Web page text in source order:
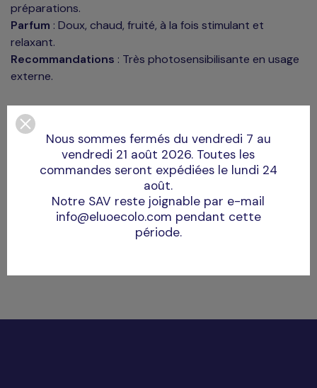
préparations.
Parfum : Doux, chaud, fruité, à la fois stimulant et
relaxant.
Recommandations : Très photosensibilisante en usage
externe.
Format :
Ajouter au panier
Nous sommes fermés du vendredi 7 au
vendredi 21 août 2026. Toutes les
commandes seront expédiées le lundi 24
août.
Notre SAV reste joignable par e-mail
info@eluoecolo.com pendant cette
période.